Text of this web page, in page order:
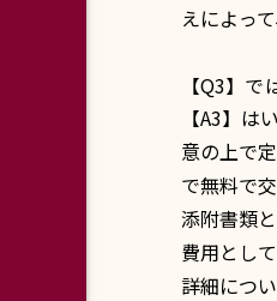
えによっ
【Q3】
【A3】
意の上で
で無料で
添附書類
費用とし
詳細につ